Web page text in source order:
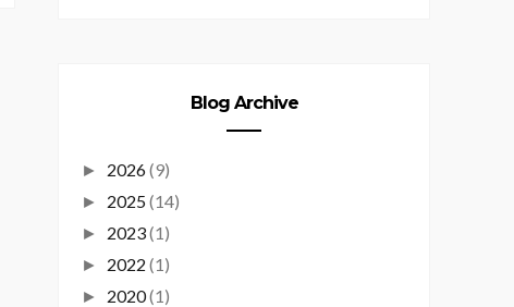
Blog Archive
► 2026(9)
► 2025(14)
► 2023(1)
► 2022 (1)
► 2020(1)